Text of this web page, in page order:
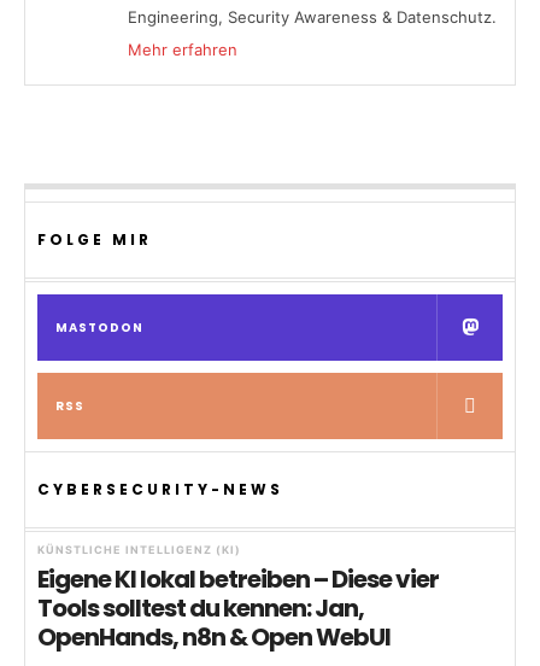
Engineering, Security Awareness & Datenschutz.
Mehr erfahren
FOLGE MIR
MASTODON
RSS
CYBERSECURITY-NEWS
KÜNSTLICHE INTELLIGENZ (KI)
Eigene KI lokal betreiben – Diese vier
Tools solltest du kennen: Jan,
OpenHands, n8n & Open WebUI